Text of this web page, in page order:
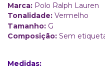
Marca: Polo Ralph Lauren
Tonalidade: Vermelho
Tamanho: G
Composição: Sem
Medidas: